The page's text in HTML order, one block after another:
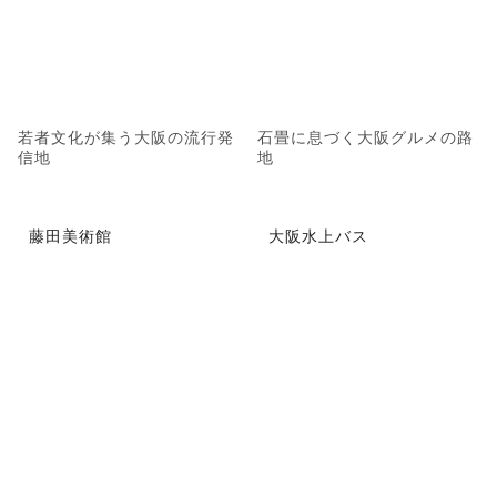
若者文化が集う大阪の流行発
信地
石畳に息づく大阪グルメの路
地
藤田美術館 大阪水上バス